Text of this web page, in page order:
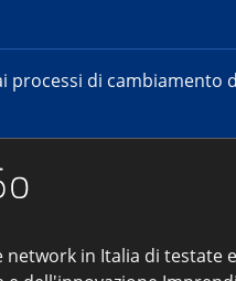
processi di cambiamento
network in Italia di testate